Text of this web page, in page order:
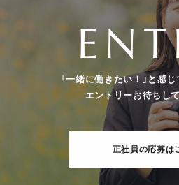
「一緒に働きたい！」と感
エントリーお待ちし
正社員の応募は